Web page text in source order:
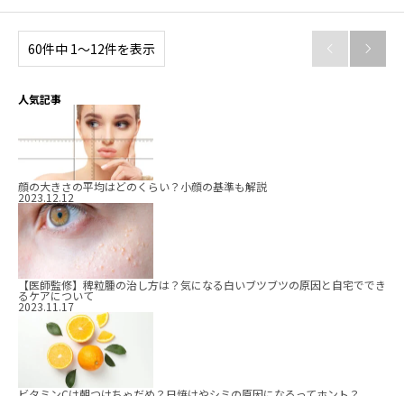
60件中 1〜12件を表示  
人気記事
顔の大きさの平均はどのくらい？小顔の基準も解説
2023.12.12
【医師監修】稗粒腫の治し方は？気になる白いブツブツの原因と自宅ででき
るケアについて
2023.11.17